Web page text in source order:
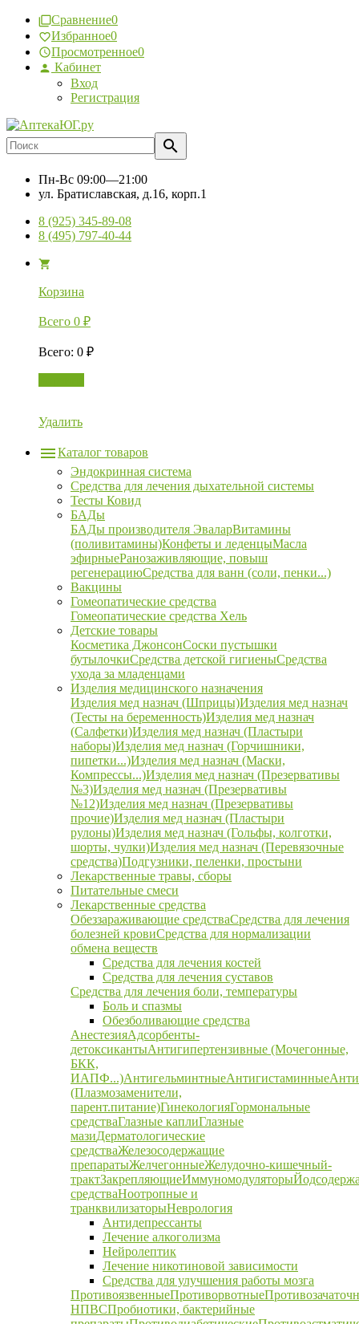
Сравнение0
Избранное0
Просмотренное0
Кабинет
Вход
Регистрация
Пн-Вс 09:00—21:00
ул. Братиславская, д.16, корп.1
8 (925) 345-89-08
8 (495) 797-40-44
Корзина
Всего 0 ₽
Всего: 0 ₽
Удалить
Каталог товаров
Эндокринная система
Средства для лечения дыхательной системы
Тесты Ковид
БАДы
БАДы производителя ЭваларВитамины
(поливитамины)Конфеты и леденцыМасла
эфирныеРанозаживляющие, повыш
регенерациюСредства для ванн (соли, пенки...)
Вакцины
Гомеопатические средства
Гомеопатические средства Хель
Детские товары
Косметика ДжонсонСоски пустышки
бутылочкиСредства детской гигиеныСредства
ухода за младенцами
Изделия медицинского назначения
Изделия мед назнач (Шприцы)Изделия мед назнач
(Тесты на беременность)Изделия мед назнач
(Салфетки)Изделия мед назнач (Пластыри
наборы)Изделия мед назнач (Горчишники,
пипетки...)Изделия мед назнач (Маски,
Компрессы...)Изделия мед назнач (Презервативы
№3)Изделия мед назнач (Презервативы
№12)Изделия мед назнач (Презервативы
прочие)Изделия мед назнач (Пластыри
рулоны)Изделия мед назнач (Гольфы, колготки,
шорты, чулки)Изделия мед назнач (Перевязочные
средства)Подгузники, пеленки, простыни
Лекарственные травы, сборы
Питательные смеси
Лекарственные средства
Обеззараживающие средстваСредства для лечения
болезней кровиСредства для нормализации
обмена веществ
Средства для лечения костей
Средства для лечения суставов
Средства для лечения боли, температуры
Боль и спазмы
Обезболивающие средства
АнестезияАдсорбенты-
детоксикантыАнтигипертензивные (Мочегонные,
БКК,
ИАПФ...)АнтигельминтныеАнтигистаминные
(Плазмозаменители,
парент.питание)ГинекологияГормональные
средстваГлазные каплиГлазные
мазиДерматологические
средстваЖелезосодержащие
препаратыЖелчегонныеЖелудочно-кишечный-
трактЗакрепляющиеИммуномодуляторы
средстваНоотропные и
транквилизаторыНеврология
Антидепрессанты
Лечение алкоголизма
Нейролептик
Лечение никотиновой зависимости
Средства для улучшения работы мозга
ПротивоязвенныеПротиворвотные
НПВСПробиотики, бактерийные